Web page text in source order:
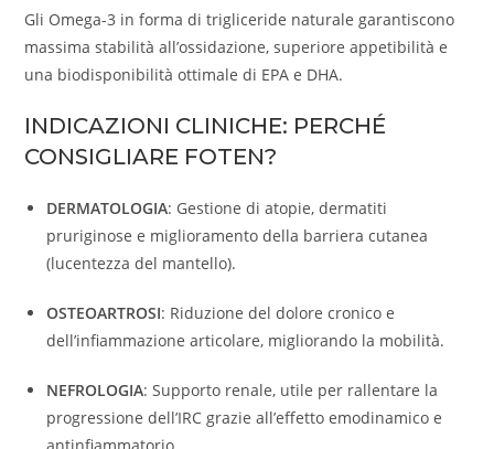
Gli Omega-3 in forma di trigliceride naturale garantiscono
massima stabilità all’ossidazione, superiore appetibilità e
una biodisponibilità ottimale di EPA e DHA.
INDICAZIONI CLINICHE: PERCHÉ
CONSIGLIARE FOTEN?
DERMATOLOGIA: Gestione di atopie, dermatiti
pruriginose e miglioramento della barriera cutanea
(lucentezza del mantello).
OSTEOARTROSI: Riduzione del dolore cronico e
dell’infiammazione articolare, migliorando la mobilità.
NEFROLOGIA: Supporto renale, utile per rallentare la
progressione dell’IRC grazie all’effetto emodinamico e